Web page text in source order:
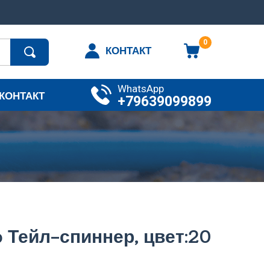
0
КОНТАКТ
КОНТАКТ WhatsApp
+79639099899
Тейл-спиннер, цвет:20